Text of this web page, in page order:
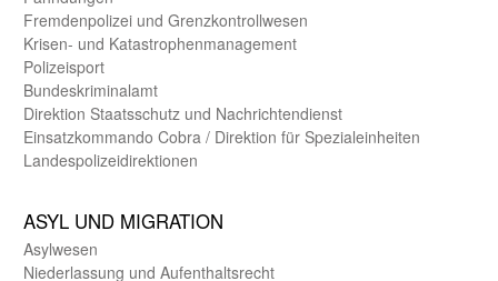
Fremdenpolizei und Grenzkontrollwesen
Krisen- und Katastrophen­management
Polizeisport
Bundes­kriminal­amt
Direktion Staats­schutz und Nach­richten­dienst
Einsatz­kommando Cobra / Direktion für Spezialeinheiten
Landes­polizei­direk­tionen
ASYL UND MIGRA­TION
Asyl­wesen
Nieder­lassung und Aufent­halts­recht